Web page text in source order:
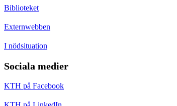
Biblioteket
Externwebben
I nödsituation
Sociala medier
KTH på Facebook